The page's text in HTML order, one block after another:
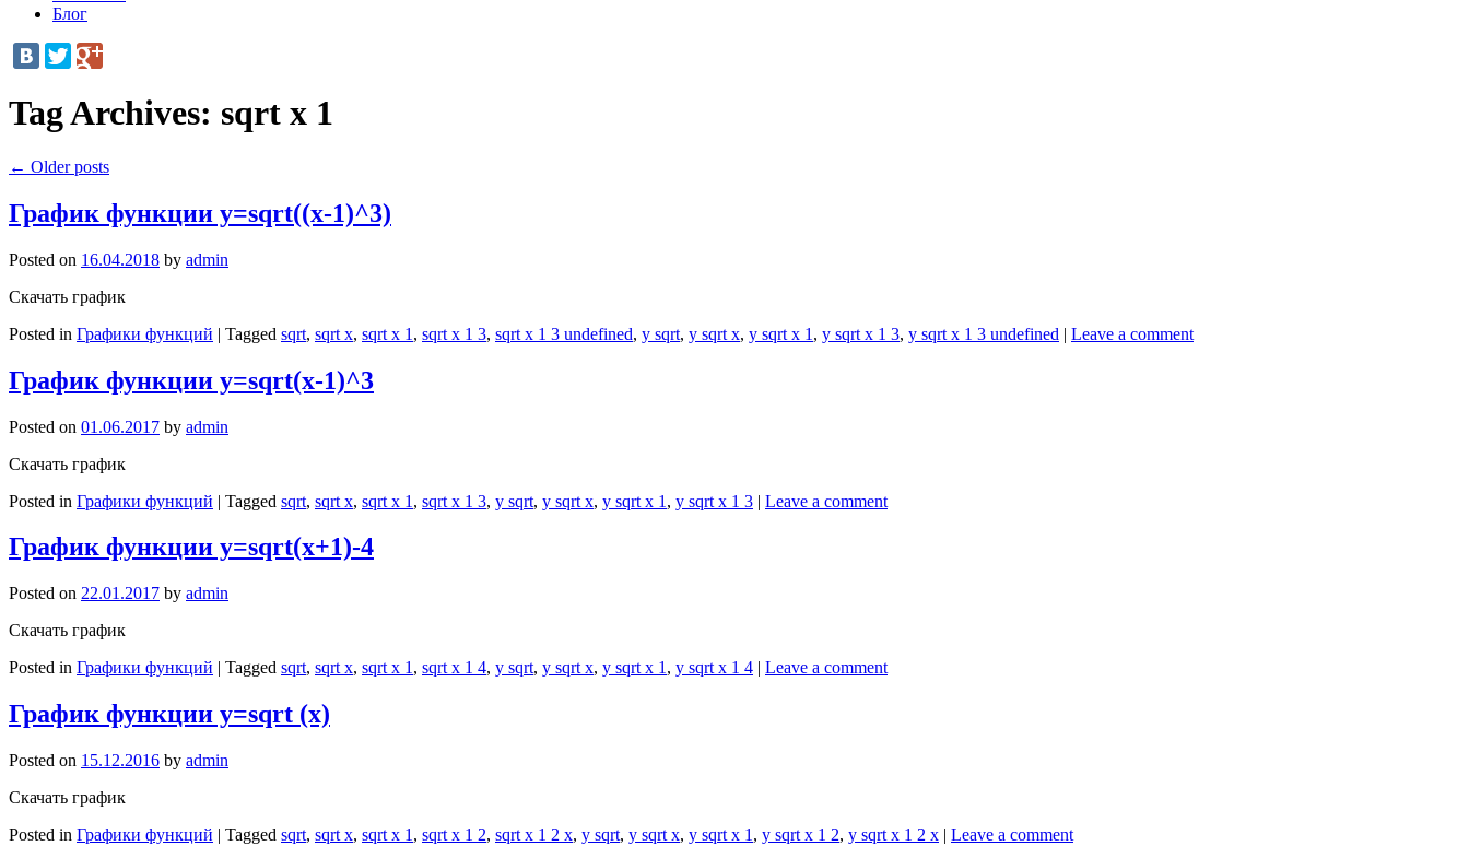
Блог
Tag Archives: sqrt x 1
← Older posts
График функции y=sqrt((x-1)^3)
Posted on 16.04.2018 by admin
Скачать график
Posted in Графики функций | Tagged sqrt, sqrt x, sqrt x 1 , sqrt x 1 3, sqrt x 1 3 undefined, y sqrt, y sqrt x, y sqrt x 1 , y sqrt x 1 3, y sqrt x 1 3 undefined | Leave a comment
График функции y=sqrt(x-1)^3
Posted on 01.06.2017 by admin
Скачать график
Posted in Графики функций | Tagged sqrt, sqrt x, sqrt x 1 , sqrt x 1 3, y sqrt, y sqrt x, y sqrt x 1 , y sqrt x 1 3 | Leave a comment
График функции y=sqrt(x+1)-4
Posted on 22.01.2017 by admin
Скачать график
Posted in Графики функций | Tagged sqrt, sqrt x, sqrt x 1 , sqrt x 1 4, y sqrt, y sqrt x, y sqrt x 1 , y sqrt x 1 4 | Leave a comment
График функции y=sqrt (x)
Posted on 15.12.2016 by admin
Скачать график
Posted in Графики функций | Tagged sqrt, sqrt x, sqrt x 1 , sqrt x 1 2, sqrt x 1 2 x, y sqrt, y sqrt x, y sqrt x 1 , y sqrt x 1 2, y sqrt x 1 2 x | Leave a comment